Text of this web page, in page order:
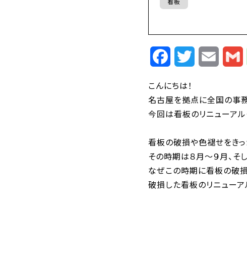
FacebookTwitterEmail
こんにちは！
名古屋を拠点に全国の事
今回は看板のリニューアル
看板の破損や色褪せをき
その時期は８月〜９月、そ
なぜこの時期に看板の破
破損した看板のリニューア